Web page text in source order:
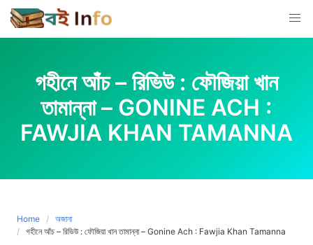
Skip
to
content
গহীনে আঁচ – রিভিউ : ফৌজিয়া খান
তামান্না – GONINE ACH :
FAWJIA KHAN TAMANNA
Home
অজানা
গহীনে আঁচ – রিভিউ : ফৌজিয়া খান তামান্না – Gonine Ach : Fawjia Khan Tamanna